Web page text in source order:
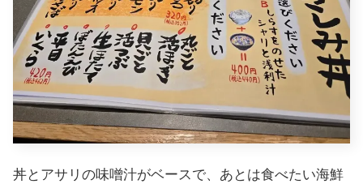
丼とアサリの味噌汁がベースで、あとは食べたい海鮮